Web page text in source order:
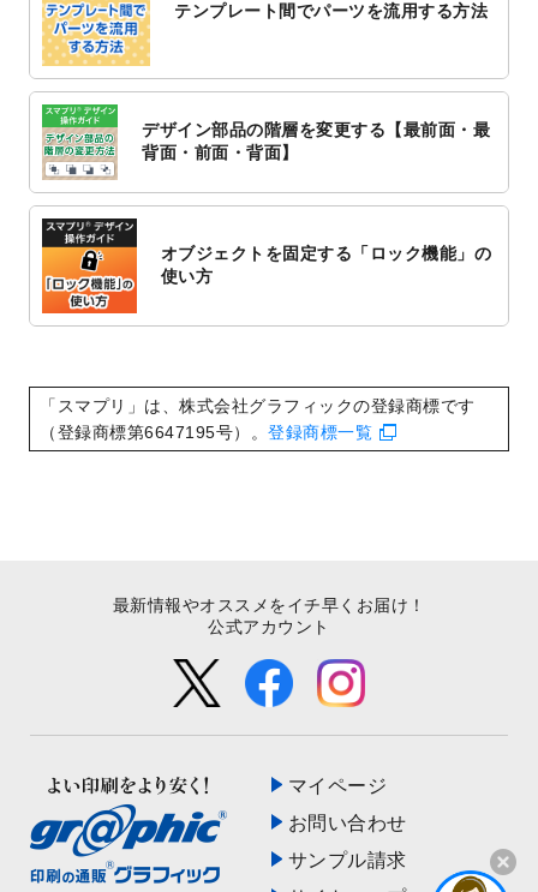
2022/10/14
年賀ポスターのデザインテンプレートを公
2022/10/6
チラシ作成からポスティング配布注文まで
2022/10/1
2023年版1月始まりのカレンダーデザイン
2022/9/21
コンサートのチラシデザインテンプレート
2022/9/5
年賀状のデザインテンプレート
2022/9/5
喪中はがきのデザインテンプレートを公開
2022/8/24
印刷用データの解像度
を引き上げまし
た！
テンプレート間でパーツを流用する方法
デザイン部品の階層を変更する【最前面・最
背面・前面・背面】
オブジェクトを固定する「ロック機能」の
使い方
「スマプリ」は、株式会社グラフィックの登録商標です
（登録商標第6647195号）。 登録商標一覧
マイページ
お問い合わせ
サンプル請求
最新情報やオススメをイチ早くお届け！
公式アカウント